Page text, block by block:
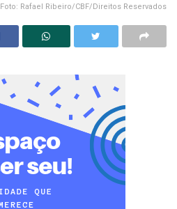
Foto: Rafael Ribeiro/CBF/Direitos Reservados